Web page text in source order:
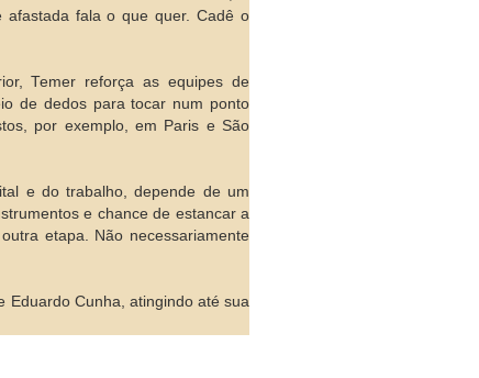
afastada fala o que quer. Cadê o
Temer reforça as equipes de
de dedos para tocar num ponto
por exemplo, em Paris e São
e do trabalho, depende de um
e chance de estancar a
etapa. Não necessariamente
Eduardo Cunha, atingindo até sua